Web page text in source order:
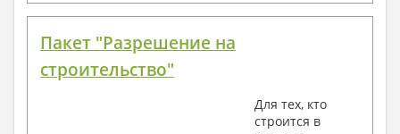
Пакет "Разрешение на
строительство"
Для тех, кто
строится в